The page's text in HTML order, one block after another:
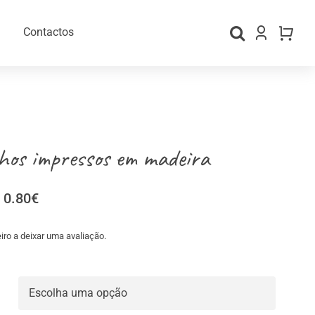
Contactos
impressos em madeira
0.80€Price
0.50€
a deixar uma avaliação.